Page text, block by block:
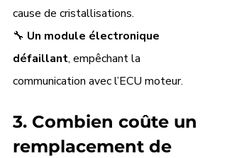
cause de cristallisations.
🔧 Un module électronique
défaillant, empêchant la
communication avec l’ECU moteur.
3. Combien coûte un
remplacement de